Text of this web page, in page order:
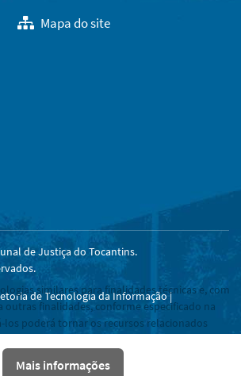
Mapa do site
de Justiça do Tocantins.
de Tecnologia da Informação |
similares para finalidades técnicas e, com
outras finalidades, conforme especificado na
los poderá tornar os recursos relacionados
Mais informações